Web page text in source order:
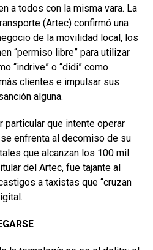
a todos con la misma vara. La
(Artec) confirmó una
de la movilidad local, los
“permiso libre” para utilizar
“indrive” o “didi” como
clientes e impulsar sus
alguna.
particular que intente operar
enfrenta al decomiso de su
que alcanzan los 100 mil
del Artec, fue tajante al
a taxistas que “cruzan